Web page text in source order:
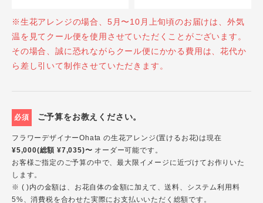
※生花アレンジの場合、5月〜10月上旬頃のお届けは、外気
温を見てクール便を使用させていただくことがございます。
その場合、誠に恐れながらクール便にかかる費用は、花代か
ら差し引いて制作させていただきます。
必須 ご予算をお教えください。
フラワーデザイナーOhata の生花アレンジ(置けるお花)は現在
¥5,000(総額 ¥7,035)〜 オーダー可能です。
お客様ご指定のご予算の中で、最大限イメージに近づけてお作りいた
します。
※ ( )内の金額は、お花自体の金額に加えて、送料、システム利用料
5%、消費税を合わせた実際にお支払いいただく総額です。